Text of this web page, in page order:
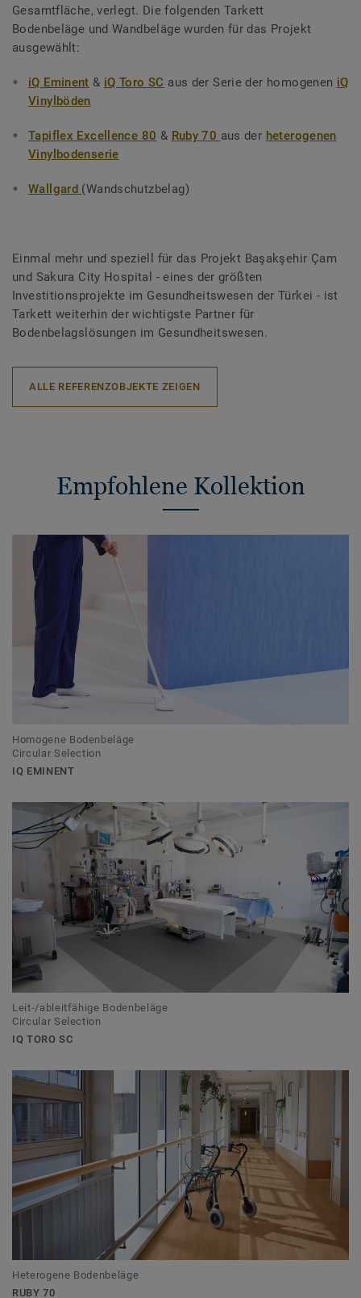
Gesamtfläche, verlegt. Die folgenden Tarkett
Bodenbeläge und Wandbeläge wurden für das Projekt
ausgewählt:
iQ Eminent & iQ Toro SC aus der Serie der homogenen iQ
Vinylböden
Tapiflex Excellence 80 & Ruby 70 aus der heterogenen
Vinylbodenserie
Wallgard (Wandschutzbelag)
Einmal mehr und speziell für das Projekt Başakşehir Çam
und Sakura City Hospital - eines der größten
Investitionsprojekte im Gesundheitswesen der Türkei - ist
Tarkett weiterhin der wichtigste Partner für
Bodenbelagslösungen im Gesundheitswesen.
ALLE REFERENZOBJEKTE ZEIGEN
Empfohlene Kollektion
Homogene Bodenbeläge
Circular Selection
IQ EMINENT
Leit-/ableitfähige Bodenbeläge
Circular Selection
IQ TORO SC
Heterogene Bodenbeläge
RUBY 70